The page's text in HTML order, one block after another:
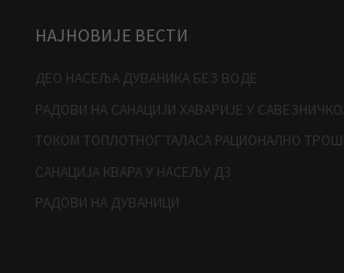
НАЈНОВИЈЕ ВЕСТИ
ДЕО НАСЕЉА ДУВАНИКА БЕЗ ВОДЕ
РАДОВИ НА САНАЦИЈИ ХАВАРИЈЕ У
ТОКОМ ТОПЛОТНОГ ТАЛАСА РАЦИОНАЛНО
САНАЦИЈА КВАРА У НАСЕЉУ Д3
РАДОВИ НА ДУВАНИЦИ